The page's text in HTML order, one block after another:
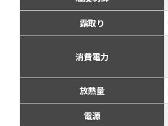
霜取り
消費電力
放熱量
電源